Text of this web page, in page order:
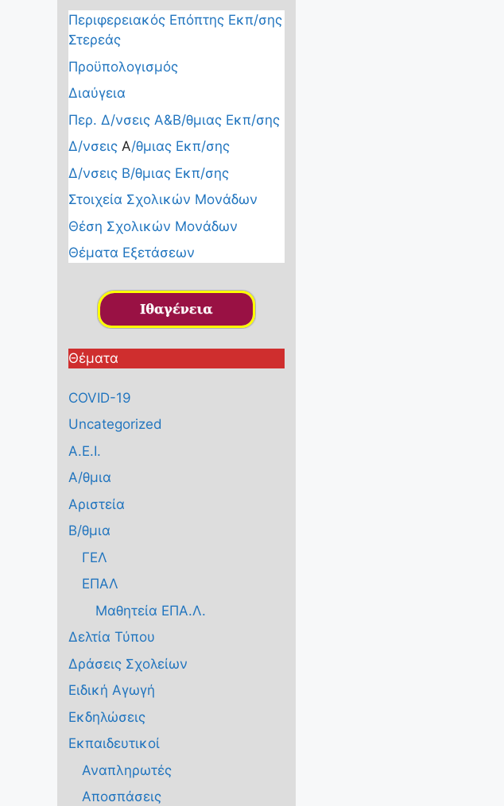
Περιφερειακός Επόπτης Εκπ/σης
Στερεάς
Προϋπολογισμός
Διαύγεια
Περ. Δ/νσεις Α&Β/θμιας Εκπ/σης
Δ/νσεις Α/θμιας Εκπ/σης
Δ/νσεις Β/θμιας Εκπ/σης
Στοιχεία Σχολικών Μονάδων
Θέση Σχολικών Μονάδων
Θέματα Εξετάσεων
Θέματα
COVID-19
Uncategorized
Α.Ε.Ι.
Α/θμια
Αριστεία
Β/θμια
ΓΕΛ
ΕΠΑΛ
Μαθητεία ΕΠΑ.Λ.
Δελτία Τύπου
Δράσεις Σχολείων
Ειδική Αγωγή
Εκδηλώσεις
Εκπαιδευτικοί
Αναπληρωτές
Αποσπάσεις